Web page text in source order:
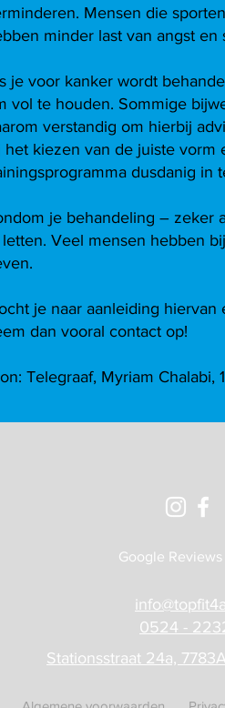
Mensen die
minder last van angst en
je voor kanker wordt
vol te houden. Sommige
verstandig om hierbij
het kiezen van de juiste vorm
dusdanig in
je behandeling – zeker
Veel mensen hebben
je naar aanleiding
dan vooral contact op!
Telegraaf, Myriam Chalabi,
Google
0524 -
Stationsstraat 24a,